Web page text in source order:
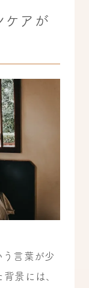
ケアが
う言葉が少
景には、